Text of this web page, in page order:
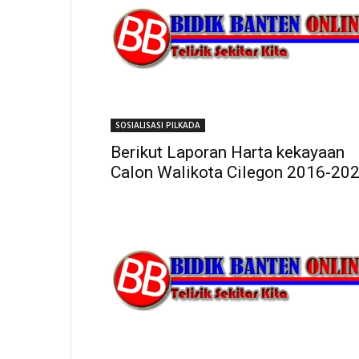
SOSIALISASI PILKADA
Berikut Laporan Harta kekayaan
Calon Walikota Cilegon 2016-